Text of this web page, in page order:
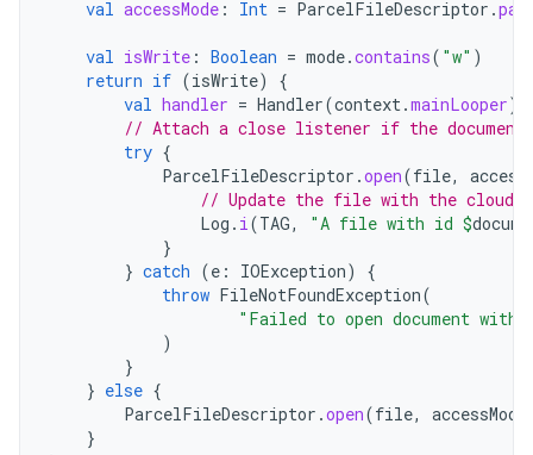
val accessMode : Int = ParcelFileDescriptor .
val isWrite : Boolean = mode.contains( "w" )
return if (isWrite)
{
val handler = Handler(context.mainLooper)
// Attach a close listener if the document
try {
ParcelFileDescriptor .open(file,
// Update the file with the cloud
Log . i(TAG, "A file with id $
}
} catch (e : IOException)
{
throw FileNotFoundException(
"Failed to open document
)
}
} else {
ParcelFileDescriptor .open(file, accessMode
}